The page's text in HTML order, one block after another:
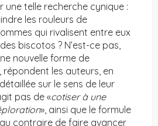
telle recherche cynique :
les rouleurs de
qui rivalisent entre eux
biscotos ? N’est-ce pas,
nouvelle forme de
répondent les auteurs, en
sur le sens de leur
pas de «cotiser à une
», ainsi que le formule
au contraire de faire avancer